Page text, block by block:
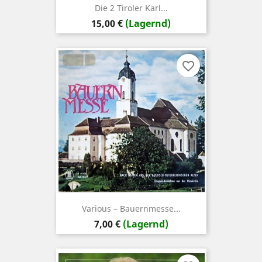
Die 2 Tiroler Karl...
Preis
15,00 € (Lagernd)
Various ‎– Bauernmesse...
Preis
7,00 € (Lagernd)
favorite_border